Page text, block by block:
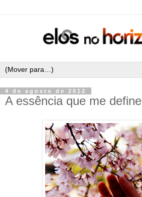
4 de agosto de 2012
A essência que me define